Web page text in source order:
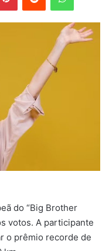
do “Big Brother
votos. A participante
o prêmio recorde de